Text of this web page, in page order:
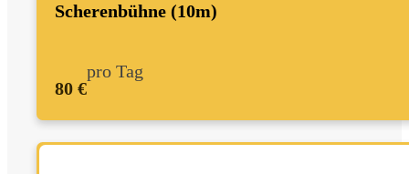
Scherenbühne (10m)
80 €
pro Tag